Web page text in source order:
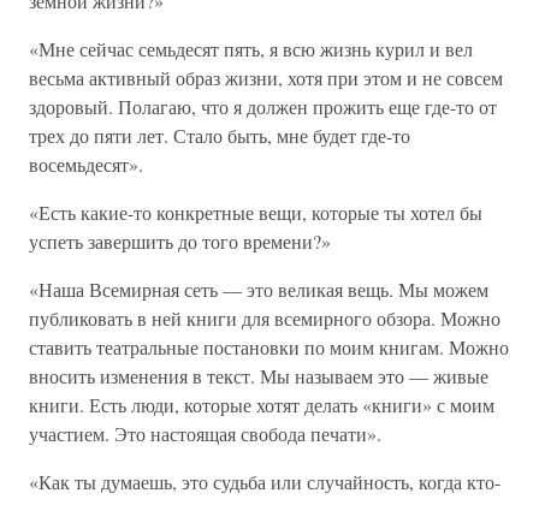
«Мне сейчас семьдесят пять, я всю жизнь курил и вел
весьма активный образ жизни, хотя при этом и не совсем
здоровый. Полагаю, что я должен прожить еще где-то от
трех до пяти лет. Стало быть, мне будет где-то
восемьдесят».
«Есть какие-то конкретные вещи, которые ты хотел бы
успеть завершить до того времени?»
«Наша Всемирная сеть — это великая вещь. Мы можем
публиковать в ней книги для всемирного обзора. Можно
ставить театральные постановки по моим книгам. Можно
вносить изменения в текст. Мы называем это — живые
книги. Есть люди, которые хотят делать «книги» с моим
участием. Это настоящая свобода печати».
«Как ты думаешь, это судьба или случайность, когда кто-